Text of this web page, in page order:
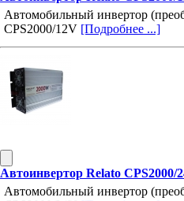
Автомобильный инвертор
CPS2000/12V [Подробнее ...]
Автоинвертор Relato
Автомобильный инвертор